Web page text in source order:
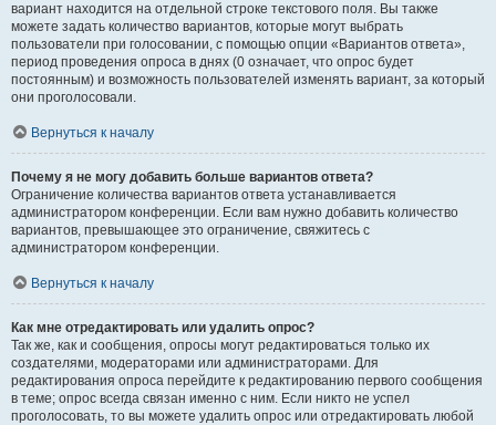
вариант находится на отдельной строке текстового поля. Вы также
можете задать количество вариантов, которые могут выбрать
пользователи при голосовании, с помощью опции «Вариантов ответа»,
период проведения опроса в днях (0 означает, что опрос будет
постоянным) и возможность пользователей изменять вариант, за который
они проголосовали.
Вернуться к началу
Почему я не могу добавить больше вариантов ответа?
Ограничение количества вариантов ответа устанавливается
администратором конференции. Если вам нужно добавить количество
вариантов, превышающее это ограничение, свяжитесь с
администратором конференции.
Вернуться к началу
Как мне отредактировать или удалить опрос?
Так же, как и сообщения, опросы могут редактироваться только их
создателями, модераторами или администраторами. Для
редактирования опроса перейдите к редактированию первого сообщения
в теме; опрос всегда связан именно с ним. Если никто не успел
проголосовать, то вы можете удалить опрос или отредактировать любой